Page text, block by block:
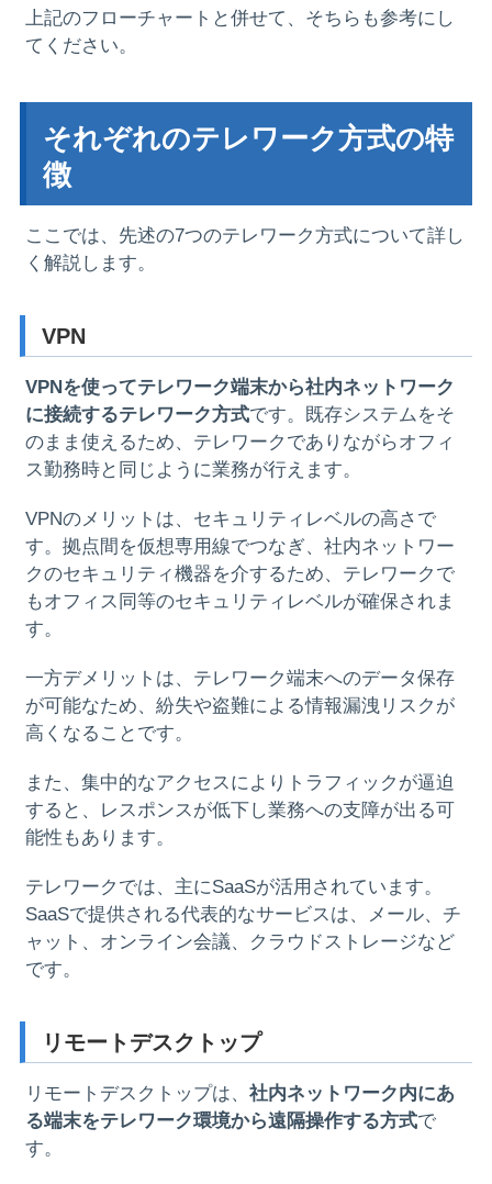
上記のフローチャートと併せて、そちらも参考にし
てください。
それぞれのテレワーク方式の特
徴
ここでは、先述の7つのテレワーク方式について詳し
く解説します。
VPN
VPNを使ってテレワーク端末から社内ネットワーク
に接続するテレワーク方式です。既存システムをそ
のまま使えるため、テレワークでありながらオフィ
ス勤務時と同じように業務が行えます。
VPNのメリットは、セキュリティレベルの高さで
す。拠点間を仮想専用線でつなぎ、社内ネットワー
クのセキュリティ機器を介するため、テレワークで
もオフィス同等のセキュリティレベルが確保されま
す。
一方デメリットは、テレワーク端末へのデータ保存
が可能なため、紛失や盗難による情報漏洩リスクが
高くなることです。
また、集中的なアクセスによりトラフィックが逼迫
すると、レスポンスが低下し業務への支障が出る可
能性もあります。
テレワークでは、主にSaaSが活用されています。
SaaSで提供される代表的なサービスは、メール、チ
ャット、オンライン会議、クラウドストレージなど
です。
リモートデスクトップ
リモートデスクトップは、 社内ネットワーク内にあ
る端末をテレワーク環境から遠隔操作する方式で
す。